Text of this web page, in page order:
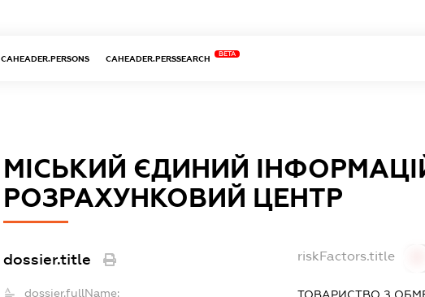
CAHEADER.PERSONS CAHEADER.PERSSEARCH
BETA
МІСЬКИЙ ЄДИНИЙ
РОЗРАХУНКОВИЙ ЦЕНТР
dossier.title riskFactors.title
dossier.fullName: